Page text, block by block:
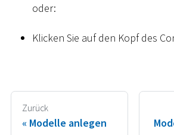
oder:
Klicken Sie auf den Kopf des
Zurück
Modelle anlegen